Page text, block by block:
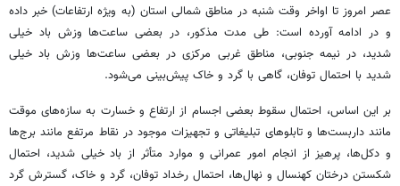
عصر امروز تا اواخر وقت شنبه در مناطق شمالی استان (به ویژه ارتفاعات) خبر داده
و در ادامه آورده است: طی مدت مذکور، در بعضی ساعت‌ها وزش باد خیلی
شدید، در نیمه جنوبی، مناطق غربی مرکزی در بعضی ساعت‌ها وزش باد خیلی
شدید با احتمال توفان، گاهی با گرد و خاک پیش‌بینی می‌شود.
بر این اساس، احتمال سقوط بعضی اجسام از ارتفاع و خسارت به سازه‌های موقت
مانند داربست‌ها و تابلوهای تبلیغاتی و تجهیزات موجود در نقاط مرتفع مانند برج‌ها
و دکل‌ها، پرهیز از انجام امور عمرانی و موارد متأثر از باد خیلی شدید، احتمال
شکستن درختان کهنسال و نهال‌ها، احتمال رخداد توفان، گرد و خاک، گسترش گرد